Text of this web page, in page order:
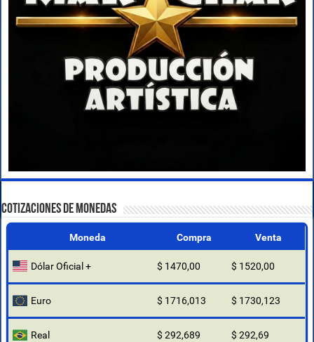
COTIZACIONES DE MONEDAS
Moneda Compra Venta
Dólar Oficial + $ 1470,00 $ 1520,00
Euro $ 1716,013 $ 1730,123
Real $ 292,689 $ 292,69